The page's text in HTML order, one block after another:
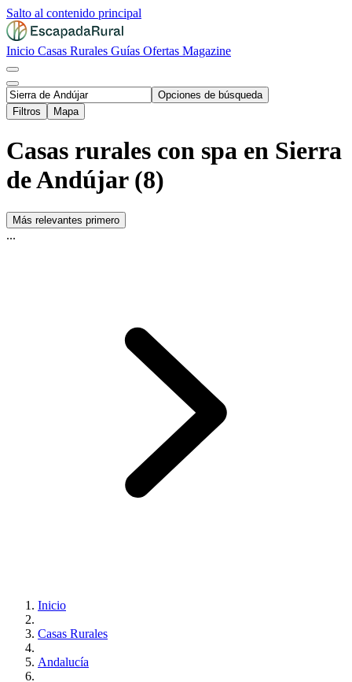
Salto al contenido principal
Inicio Casas Rurales Guías Ofertas Magazine
Opciones de búsqueda
Filtros
Mapa
Casas rurales con spa en Sierra
de Andújar (8)
Más relevantes primero
...
Inicio
Casas Rurales
Andalucía